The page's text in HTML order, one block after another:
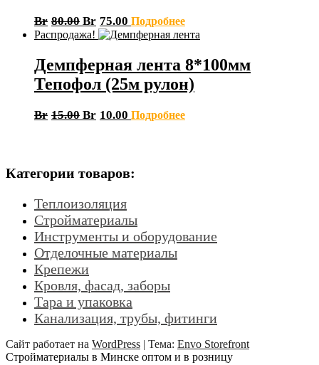
Br 80.00 Br 75.00 Подробнее
Распродажа!
Демпферная лента 8*100мм
Тепофол (25м рулон)
Br 15.00 Br 10.00 Подробнее
Категории товаров:
Теплоизоляция
Стройматериалы
Инструменты и оборудование
Отделочные материалы
Крепежи
Кровля, фасад, заборы
Тара и упаковка
Канализация, трубы, фитинги
Сайт работает на WordPress | Тема: Envo Storefront
Стройматериалы в Минске оптом и в розницу